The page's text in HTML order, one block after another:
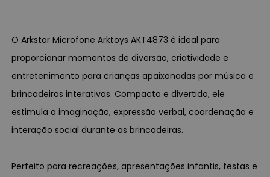
O Arkstar Microfone Arktoys AKT4873 é ideal para
proporcionar momentos de diversão, criatividade e
entretenimento para crianças apaixonadas por música e
brincadeiras interativas. Compacto e divertido, ele
estimula a imaginação, expressão verbal, coordenação e
interação social durante as brincadeiras.
Perfeito para recreações, apresentações infantis, festas e